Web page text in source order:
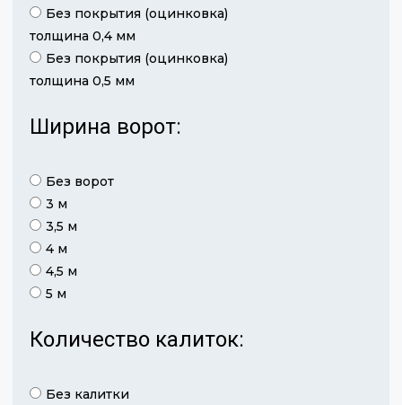
Без покрытия (оцинковка)
толщина 0,4 мм
Без покрытия (оцинковка)
толщина 0,5 мм
Ширина ворот:
Без ворот
3 м
3,5 м
4 м
4,5 м
5 м
Количество калиток:
Без калитки